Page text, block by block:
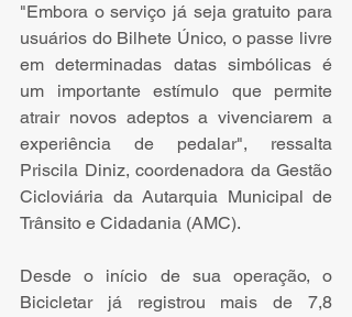
"Embora o serviço já seja gratuito para
usuários do Bilhete Único, o passe livre
em determinadas datas simbólicas é
um importante estímulo que permite
atrair novos adeptos a vivenciarem a
experiência de pedalar", ressalta
Priscila Diniz, coordenadora da Gestão
Cicloviária da Autarquia Municipal de
Trânsito e Cidadania (AMC).
Desde o início de sua operação, o
Bicicletar já registrou mais de 7,8